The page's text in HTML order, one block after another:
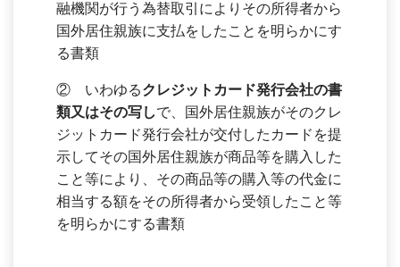
融機関が行う為替取引によりその所得者から
国外居住親族に支払をしたことを明らかにす
る書類
② いわゆるクレジットカード発行会社の書
類又はその写しで、国外居住親族がそのクレ
ジットカード発行会社が交付したカードを提
示してその国外居住親族が商品等を購入した
こと等により、その商品等の購入等の代金に
相当する額をその所得者から受領したこと等
を明らかにする書類